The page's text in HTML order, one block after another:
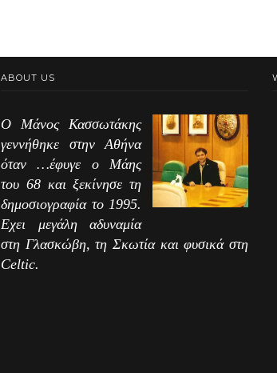
ABOUT US
Ο Μάνος Κασσωτάκης
γεννήθηκε στην Αθήνα
όταν …έφυγε ο Μάης
του 68 και ξεκίνησε τη
δημοσιογραφία το 1995.
Εχει μεγάλη αδυναμία
στη Γλασκώβη, τη Σκωτία και φυσικά στη
Celtic.